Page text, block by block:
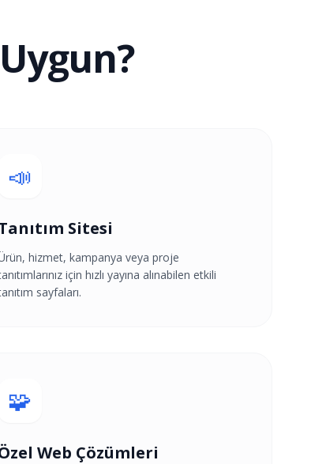
📣
Sitesi
hizmet, kampanya veya proje
için hızlı yayına alınabilen etkili
sayfaları.
🧩
Web Çözümleri